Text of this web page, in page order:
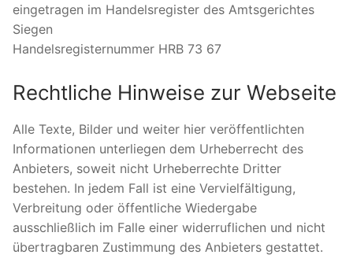
eingetragen im Handelsregister des Amtsgerichtes
Siegen
Handelsregisternummer HRB 73 67
Rechtliche Hinweise zur Webseite
Alle Texte, Bilder und weiter hier veröffentlichten
Informationen unterliegen dem Urheberrecht des
Anbieters, soweit nicht Urheberrechte Dritter
bestehen. In jedem Fall ist eine Vervielfältigung,
Verbreitung oder öffentliche Wiedergabe
ausschließlich im Falle einer widerruflichen und nicht
übertragbaren Zustimmung des Anbieters gestattet.